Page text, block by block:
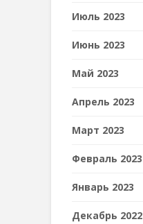
Июль 2023
Июнь 2023
Май 2023
Апрель 2023
Март 2023
Февраль 2023
Январь 2023
Декабрь 2022